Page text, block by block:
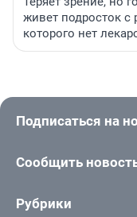
живет подросток
которого нет
Подписаться на
Сообщить
Рубрики